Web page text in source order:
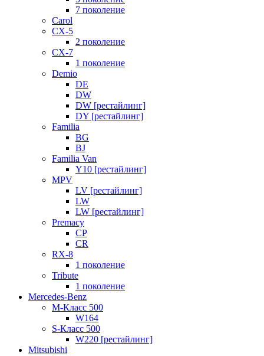
7 поколение
Carol
CX-5
2 поколение
CX-7
1 поколение
Demio
DE
DW
DW [рестайлинг]
DY [рестайлинг]
Familia
BG
BJ
Familia Van
Y10 [рестайлинг]
MPV
LV [рестайлинг]
LW
LW [рестайлинг]
Premacy
CP
CR
RX-8
1 поколение
Tribute
1 поколение
Mercedes-Benz
M-Класс 500
W164
S-Класс 500
W220 [рестайлинг]
Mitsubishi